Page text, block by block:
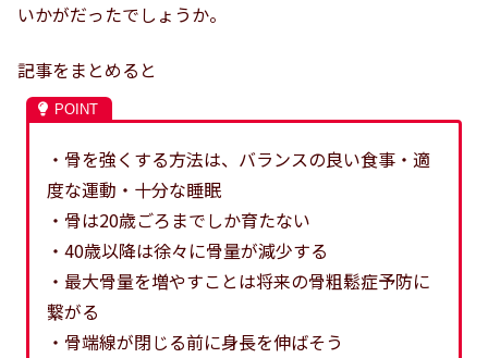
いかがだったでしょうか。
記事をまとめると
・骨を強くする方法は、バランスの良い食事・適
度な運動・十分な睡眠
・骨は20歳ごろまでしか育たない
・40歳以降は徐々に骨量が減少する
・最大骨量を増やすことは将来の骨粗鬆症予防に
繋がる
・骨端線が閉じる前に身長を伸ばそう